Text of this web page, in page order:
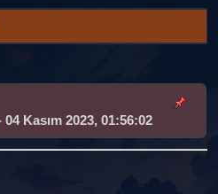
04 Kasım 2023, 01:56:02